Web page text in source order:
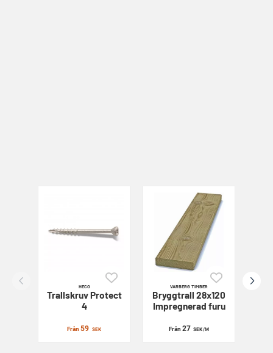
HECO
TrallskruvProtect
4
Från59 SEK
VARBERG TIMBER
Bryggtrall 28x120
Impregnerad furu
Från 27 SEK/M